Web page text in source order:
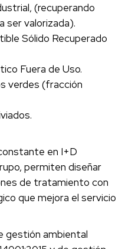
(recuperando
ser valorizada).
Sólido Recuperado
Fuera de Uso.
verdes (fracción
en I+D
permiten diseñar
de tratamiento con
que mejora el servicio
gestión ambiental